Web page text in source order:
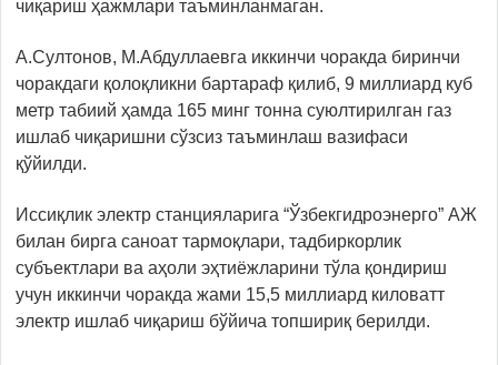
чиқариш ҳажмлари таъминланмаган.
А.Султонов, М.Абдуллаевга иккинчи чоракда биринчи
чоракдаги қолоқликни бартараф қилиб, 9 миллиард куб
метр табиий ҳамда 165 минг тонна суюлтирилган газ
ишлаб чиқаришни сўзсиз таъминлаш вазифаси
қўйилди.
Иссиқлик электр станцияларига “Ўзбекгидроэнерго” АЖ
билан бирга саноат тармоқлари, тадбиркорлик
субъектлари ва аҳоли эҳтиёжларини тўла қондириш
учун иккинчи чоракда жами 15,5 миллиард киловатт
электр ишлаб чиқариш бўйича топшириқ берилди.